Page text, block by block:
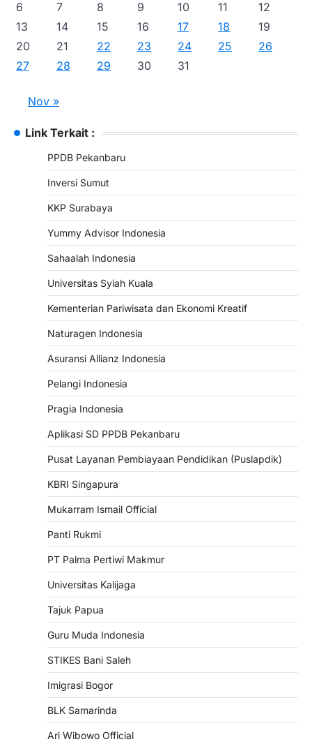
6
7 8 9 10 11
12
13
14 15 16 17 18
19
20
21 22 23 24 25
26
27
28 29 30 31
Nov »
Link Terkait :
PPDB Pekanbaru
Inversi Sumut
KKP Surabaya
Yummy Advisor Indonesia
Sahaalah Indonesia
Universitas Syiah Kuala
Kementerian Pariwisata dan Ekonomi Kreatif
Naturagen Indonesia
Asuransi Allianz Indonesia
Pelangi Indonesia
Pragia Indonesia
Aplikasi SD PPDB Pekanbaru
Pusat Layanan Pembiayaan Pendidikan (Puslapdik)
KBRI Singapura
Mukarram Ismail Official
Panti Rukmi
PT Palma Pertiwi Makmur
Universitas Kalijaga
Tajuk Papua
Guru Muda Indonesia
STIKES Bani Saleh
Imigrasi Bogor
BLK Samarinda
Ari Wibowo Official